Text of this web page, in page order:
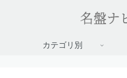
カテゴリ別